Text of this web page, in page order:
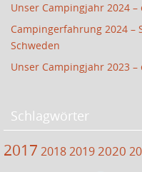
Unser Campingjahr 2024 –
Campingerfahrung 2024 –
Schweden
Unser Campingjahr 2023 –
Schlagwörter
2017 201820192020